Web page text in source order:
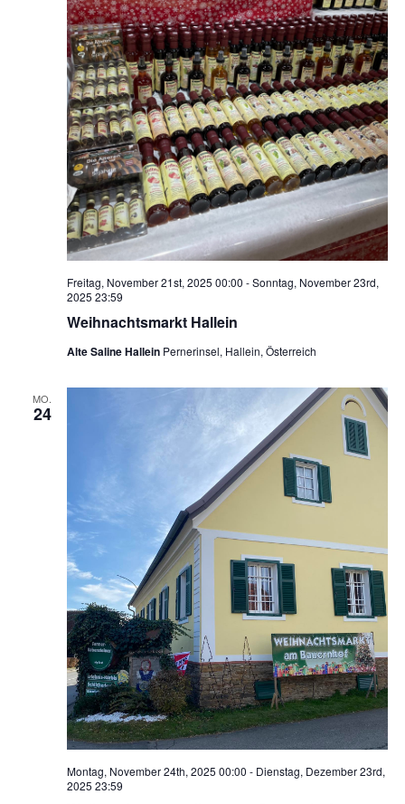
Weihnachtsmarkt Hallein
Freitag, November 21st, 2025 00:00 -Sonntag, November 23rd,
2025 23:59
Alte Saline Hallein Pernerinsel, Hallein, Österreich
MO.
24
Montag, November 24th, 2025 00:00 - Dienstag, Dezember 23rd,
2025 23:59